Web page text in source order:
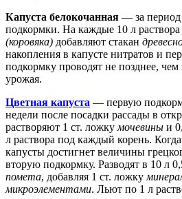
Капуста белокочанная — за период
подкормки. На каждые 10 л раствора
(коровяка) добавляют стакан
накопления в капусте нитратов и
подкормку проводят не позднее, чем
урожая.
Цветная капуста — первую
недели после посадки рассады в
растворяют 1 ст. ложку мочевины и
л раствора под каждый корень.
капусты достигнет величины
вторую подкормку. Разводят в 10 л
помета, добавляя 1 ст. ложку
микроэлементами. Льют по 1 л